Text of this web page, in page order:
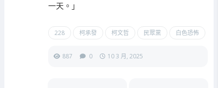
一天。」
228 柯承發 柯文哲 民眾黨 白色恐怖
887 0 10 3 月, 2025